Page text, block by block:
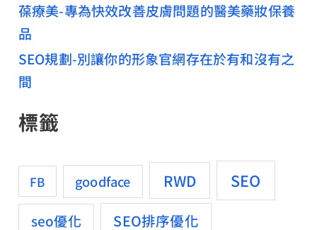
葆療美-專為快效改善皮膚問題的醫美藥妝保養
品
SEO規劃-別讓你的形象官網存在於有和沒有之
間
標籤
FB goodface RWD SEO
seo優化
SEO排序優化